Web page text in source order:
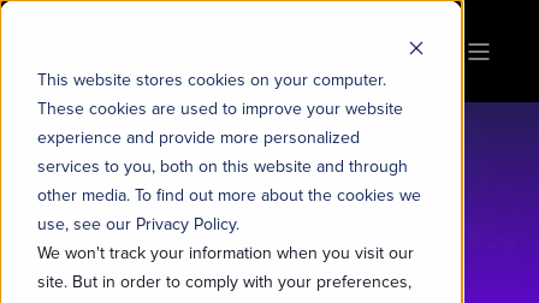
This website stores cookies on your computer.
These cookies are used to improve your website
experience and provide more personalized
services to you, both on this website and through
other media. To find out more about the cookies we
use, see our Privacy Policy.
We won't track your information when you visit our
site. But in order to comply with your preferences,
CRM GRATUITO